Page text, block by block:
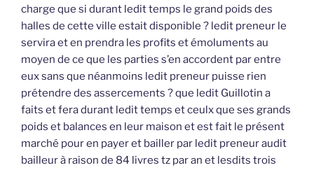
charge que si durant ledit temps le grand poids des
halles de cette ville estait disponible ? ledit preneur le
servira et en prendra les profits et émoluments au
moyen de ce que les parties s’en accordent par entre
eux sans que néanmoins ledit preneur puisse rien
prétendre des assercements ? que ledit Guillotin a
faits et fera durant ledit temps et ceulx que ses grands
poids et balances en leur maison et est fait le présent
marché pour en payer et bailler par ledit preneur audit
bailleur à raison de 84 livres tz par an et lesdits trois